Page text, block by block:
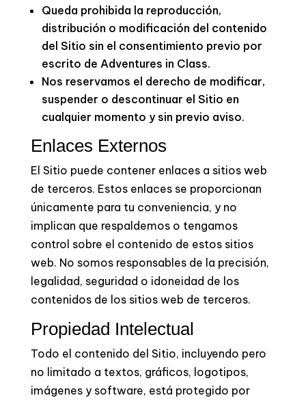
Queda prohibida la reproducción,
distribución o modificación del contenido
del Sitio sin el consentimiento previo por
escrito de Adventures in Class.
Nos reservamos el derecho de modificar,
suspender o descontinuar el Sitio en
cualquier momento y sin previo aviso.
Enlaces Externos
El Sitio puede contener enlaces a sitios web
de terceros. Estos enlaces se proporcionan
únicamente para tu conveniencia, y no
implican que respaldemos o tengamos
control sobre el contenido de estos sitios
web. No somos responsables de la precisión,
legalidad, seguridad o idoneidad de los
contenidos de los sitios web de terceros.
Propiedad Intelectual
Todo el contenido del Sitio, incluyendo pero
no limitado a textos, gráficos, logotipos,
imágenes y software, está protegido por